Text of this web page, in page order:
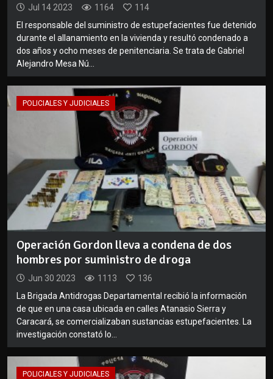
Jul 14 2023 1164
114
El responsable del suministro de estupefacientes fue detenido
durante el allanamiento en la vivienda y resultó condenado a
dos años y ocho meses de penitenciaria. Se trata de Gabriel
Alejandro Mesa Nú...
POLICIALES Y JUDICIALES
Operación Gordon lleva a condena de dos
hombres por suministro de droga
Jun 30 2023 1113
136
La Brigada Antidrogas Departamental recibió la información
de que en una casa ubicada en calles Atanasio Sierra y
Caracará, se comercializaban sustancias estupefacientes. La
investigación constató lo...
POLICIALES Y JUDICIALES